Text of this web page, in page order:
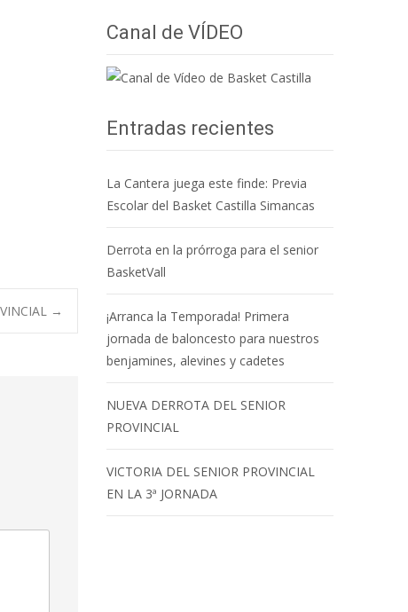
→
Canal de VÍDEO
Entradas recientes
La Cantera juega este finde: Previa
Escolar del Basket Castilla Simancas
Derrota en la prórroga para el senior
BasketVall
¡Arranca la Temporada! Primera
jornada de baloncesto para nuestros
benjamines, alevines y cadetes
NUEVA DERROTA DEL SENIOR
PROVINCIAL
VICTORIA DEL SENIOR PROVINCIAL
EN LA 3ª JORNADA